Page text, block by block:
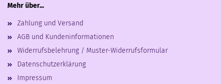
Mehr über...
Zahlung und Versand
AGB und Kundeninformationen
Widerrufsbelehrung / Muster-Widerrufsformular
Datenschutzerklärung
Impressum